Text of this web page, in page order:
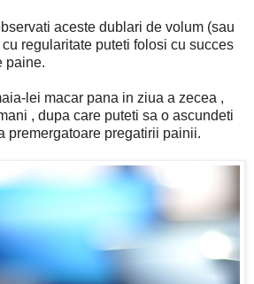
aceste dublari de volum (sau
regularitate puteti folosi cu succes
paine.
lei macar pana in ziua a zecea ,
, dupa care puteti sa o ascundeti
premergatoare pregatirii painii.